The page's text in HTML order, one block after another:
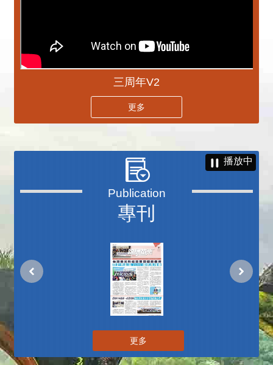
三周年V2
更多
專刊
播放中
更多